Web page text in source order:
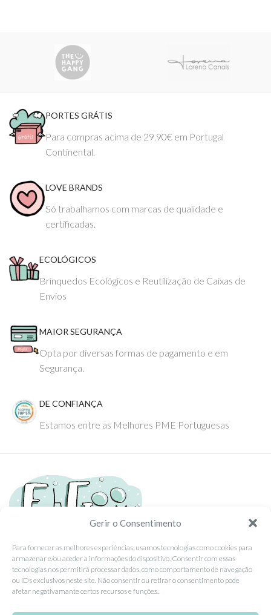
Gerir o Consentimento
Para fornecer as melhores experiências, usamos tecnologias como cookies para
armazenar e/ou aceder a informações do dispositivo. Consentir com essas
tecnologias nos permitirá processar dados, como comportamento de navegação
ou IDs exclusivos neste site. Não consentir ou retirar o consentimento pode
afetar negativamante certos recursos e funções.
PORTES GRÁTIS
Para compras acima de 29.90€ em Portugal
Continental.
LOVE BRANDS
Só trabalhamos com marcas de qualidade e
certificadas.
ECOLÓGICOS
Brinquedos Ecológicos e Reutilização de Caixas de
Envios
MAIOR SEGURANÇA
Opta por diversas formas de pagamento e em
Segurança.
DE CONFIANÇA
Estamos entre as Melhores PME Portuguesas
Tel: (351) 234095278 Custo de Chamada para Rede Fixa Nacional
Email: info@ehgoom.com
Rua José Afonso, Nº 50, 3800-438 Aveiro, Portugal